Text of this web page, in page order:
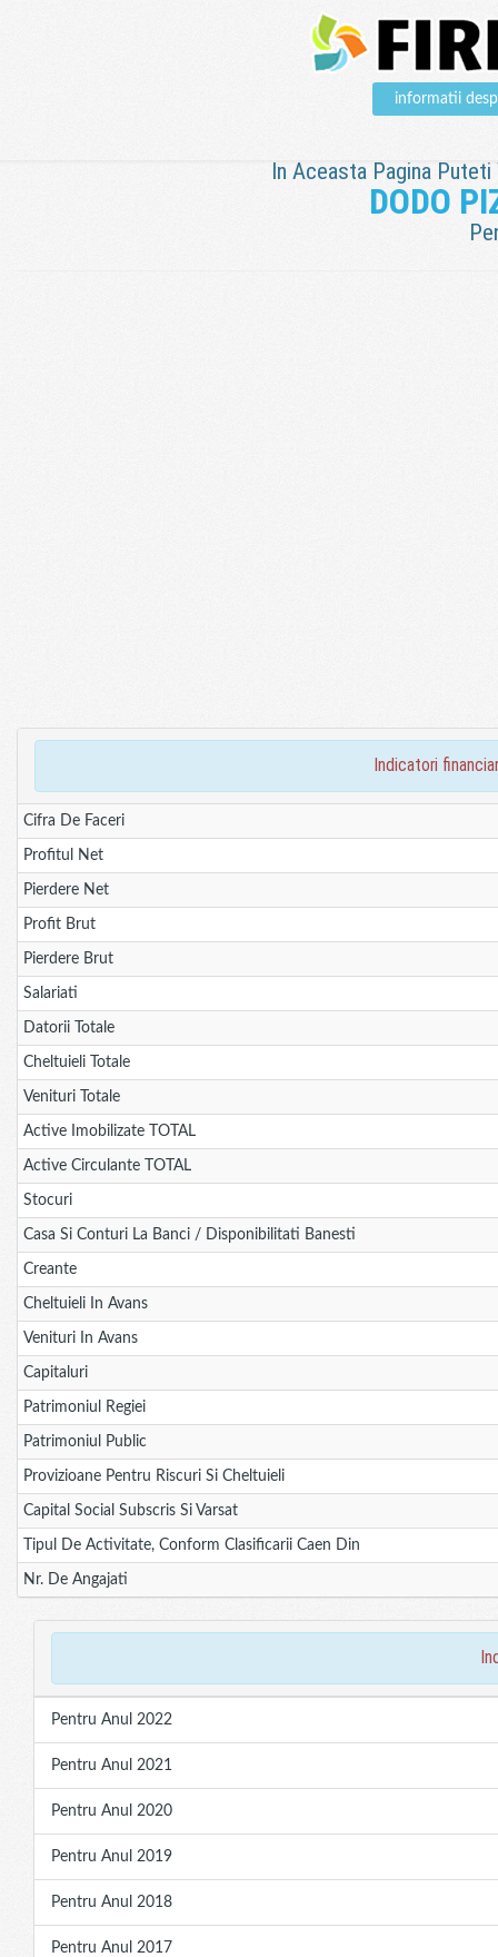
informatii
In Aceasta Pagina
DODO
indicatori
Cifra De Faceri
Profitul Net
Pierdere Net
Profit Brut
Pierdere Brut
Salariati
Datorii Totale
Cheltuieli Totale
Venituri Totale
Active Imobilizate TOTAL
Active Circulante TOTAL
Stocuri
Casa Si Conturi La Banci / Disponibilitati Banesti
Creante
Cheltuieli In Avans
Venituri In Avans
Capitaluri
Patrimoniul Regiei
Patrimoniul Public
Provizioane Pentru Riscuri Si Cheltuieli
Capital Social Subscris Si Varsat
Tipul De Activitate, Conform Clasificarii Caen Din
Nr. De Angajati
Pentru Anul 2022
Pentru Anul 2021
Pentru Anul 2020
Pentru Anul 2019
Pentru Anul 2018
Pentru Anul 2017